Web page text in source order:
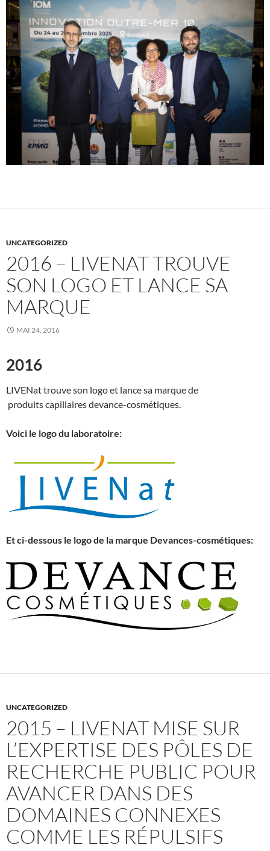
UNCATEGORIZED
2016 – LIVENAT TROUVE
SON LOGO ET LANCE SA
MARQUE
MAI 24, 2016
2016
LIVENat trouve son logo et lance sa marque de
produits capillaires devance-cosmétiques.
Voici le logo du laboratoire:
Et ci-dessous le logo de la marque Devances-cosmétiques:
UNCATEGORIZED
2015 – LIVENAT MISE SUR
L’EXPERTISE DES PÔLES DE
RECHERCHE PUBLIC POUR
AVANCER DANS DES
DOMAINES CONNEXES
COMME LES RÉPULSIFS